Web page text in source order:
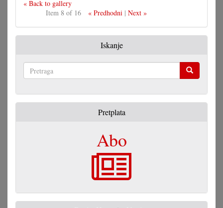
« Back to gallery
Item 8 of 16
« Predhodni| Next »
Iskanje
Pretplata
Abo